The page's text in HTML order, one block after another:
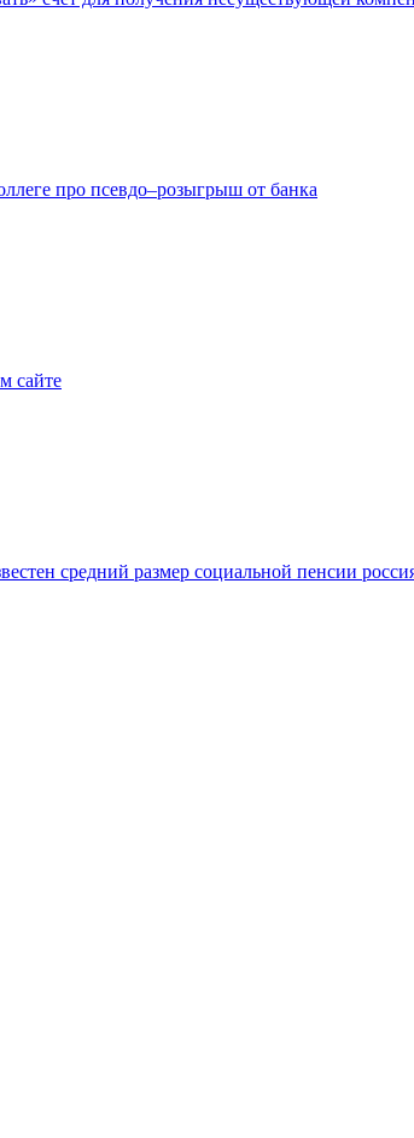
про псевдо–розыгрыш от банка
сайте
средний размер социальной пенсии